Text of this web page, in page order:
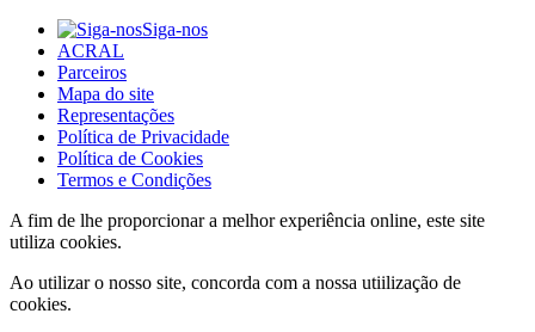
Siga-nos
ACRAL
Parceiros
Mapa do site
Representações
Política de Privacidade
Política de Cookies
Termos e Condições
A fim de lhe proporcionar a melhor experiência online, este site
utiliza cookies.
Ao utilizar o nosso site, concorda com a nossa utiilização de
cookies.